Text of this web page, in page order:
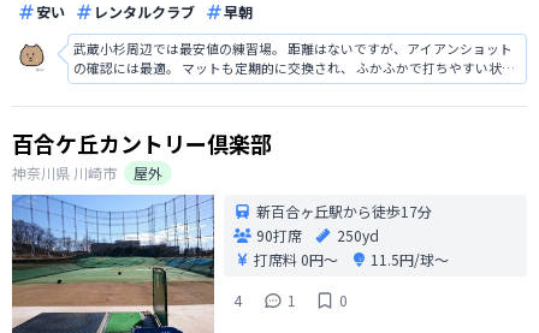
安い レンタルクラブ 早朝
武蔵小杉周辺では最安値の練習場。 距離はないですが、アイアンショット
の確認には最適。 マットも定期的に交換され、 ふかふかで打ちやすい状態
が保たれてます
百合ケ丘カントリー倶楽部
神奈川県 川崎市
屋外
新百合ヶ丘駅から徒歩17分
90打席
250yd
打席料0円〜
11.5円/球〜
4
1 0